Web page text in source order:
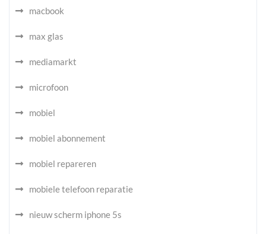
macbook
max glas
mediamarkt
microfoon
mobiel
mobiel abonnement
mobiel repareren
mobiele telefoon reparatie
nieuw scherm iphone 5s